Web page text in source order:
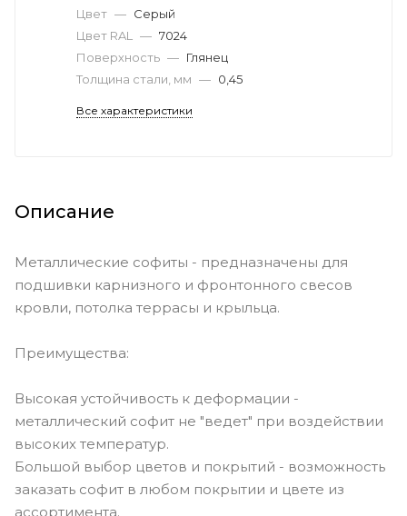
Цвет — Серый
Цвет RAL
— 7024
Поверхность — Глянец
Толщина стали, мм — 0,45
Все характеристики
Описание
Металлические софиты - предназначены для
подшивки карнизного и фронтонного свесов
кровли, потолка террасы и крыльца.
Преимущества:
Высокая устойчивость к деформации -
металлический софит не "ведет" при воздействии
высоких температур.
Большой выбор цветов и покрытий - возможность
заказать софит в любом покрытии и цвете из
ассортимента.